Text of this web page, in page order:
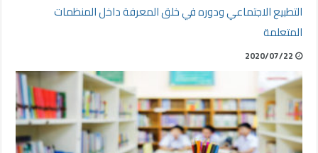
التطبيع الاجتماعي ودوره في خلق المعرفة داخل المنظمات
المتعلمة
2020/07/22